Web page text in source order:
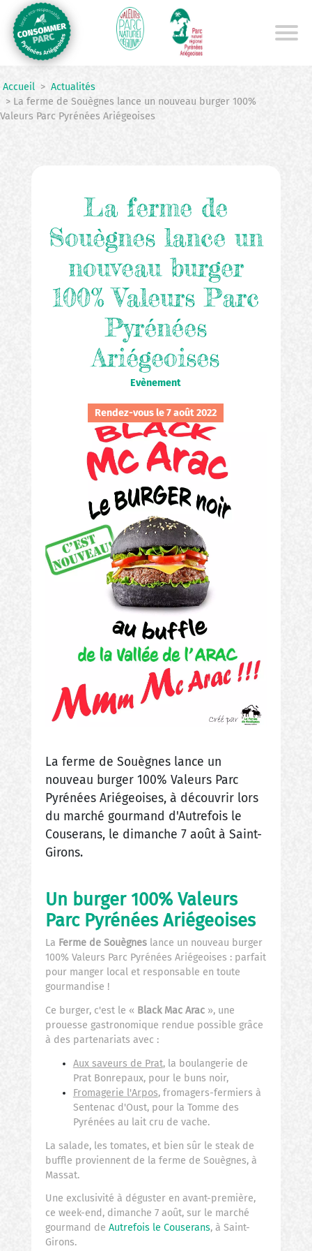
contenu
principal
Accueil > Actualités
> La ferme de Souègnes lance un nouveau burger 100%
Valeurs Parc Pyrénées Ariégeoises
La ferme de
Souègnes lance un
nouveau burger
100% Valeurs Parc
Pyrénées
Ariégeoises
Evènement
Rendez-vous le 7 août 2022
La ferme de Souègnes lance un
nouveau burger 100% Valeurs Parc
Pyrénées Ariégeoises, à découvrir lors
du marché gourmand d'Autrefois le
Couserans, le dimanche 7 août à Saint-
Girons.
Un burger 100% Valeurs
Parc Pyrénées Ariégeoises
La Ferme de Souègneslance un nouveau burger
100% Valeurs Parc Pyrénées Ariégeoises : parfait
pour manger local et responsable en toute
gourmandise !
Ce burger, c'est le « Black Mac Arac », une
prouesse gastronomique rendue possible grâce
à des partenariats avec :
Aux saveurs de Prat, la boulangerie de
Prat Bonrepaux, pour le buns noir,
Fromagerie l'Arpos, fromagers-fermiers à
Sentenac d'Oust, pour la Tomme des
Pyrénées au lait cru de vache.
La salade, les tomates, et bien sûr le steak de
buffle proviennent de la ferme de Souègnes, à
Massat.
Une exclusivité à déguster en avant-première,
ce week-end, dimanche 7 août, sur le marché
gourmand de Autrefois le Couserans, à Saint-
Girons.